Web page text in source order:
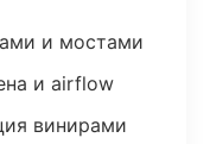
и мостами
и airflow
винирами